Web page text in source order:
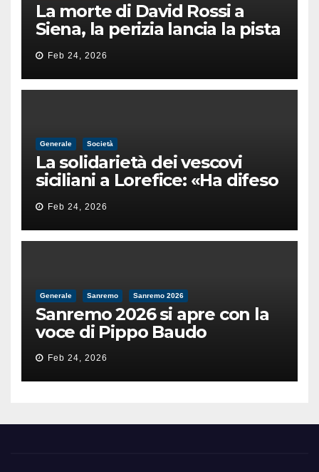
La morte di David Rossi a
Siena, la perizia lancia la pista
di un’intimidazione finita
male
Feb 24, 2026
Generale Società
La solidarietà dei vescovi
siciliani a Lorefice: «Ha difeso
il valore e la dignità
dell’umanità»
Feb 24, 2026
Generale Sanremo Sanremo 2026
Sanremo 2026 si apre con la
voce di Pippo Baudo
Feb 24, 2026